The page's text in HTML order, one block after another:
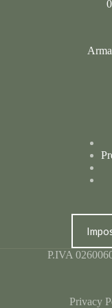
P.IVA
Privacy